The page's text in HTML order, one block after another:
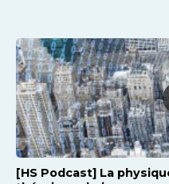
[HS Podcast] La